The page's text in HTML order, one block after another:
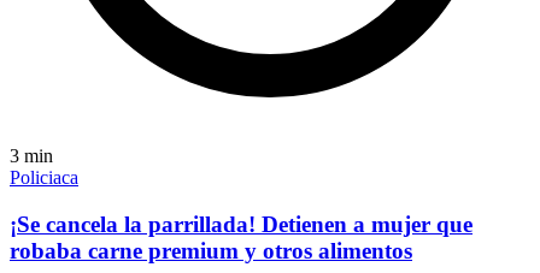
3 min
Policiaca
¡Se cancela la parrillada! Detienen a mujer que
robaba carne premium y otros alimentos